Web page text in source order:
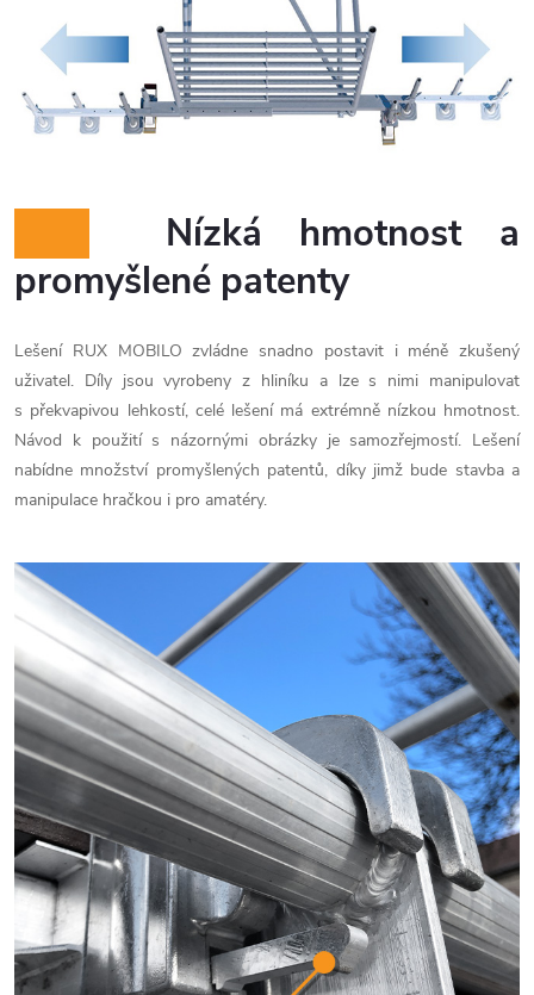
Nízká hmotnost a
promyšlené patenty
Lešení RUX MOBILO zvládne snadno postavit i méně zkušený
uživatel. Díly jsou vyrobeny z hliníku a lze s nimi manipulovat
s překvapivou lehkostí, celé lešení má extrémně nízkou hmotnost.
Návod k použití s názornými obrázky je samozřejmostí. Lešení
nabídne množství promyšlených patentů, díky jimž bude stavba a
manipulace hračkou i pro amatéry.